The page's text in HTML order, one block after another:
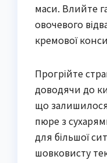
маси. Влийте
овочевого
кремової
Прогрійте
доводячи до
що
пюре з
для більшої
шовковисту